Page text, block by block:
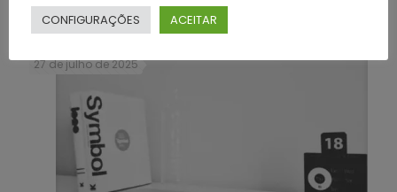
27 de julho de 2025
CONFIGURAÇÕES ACEITAR